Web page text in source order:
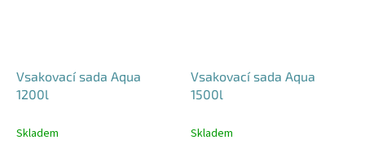
Vsakovací sada Aqua
1200l
Skladem
Vsakovací sada Aqua
1500l
Skladem